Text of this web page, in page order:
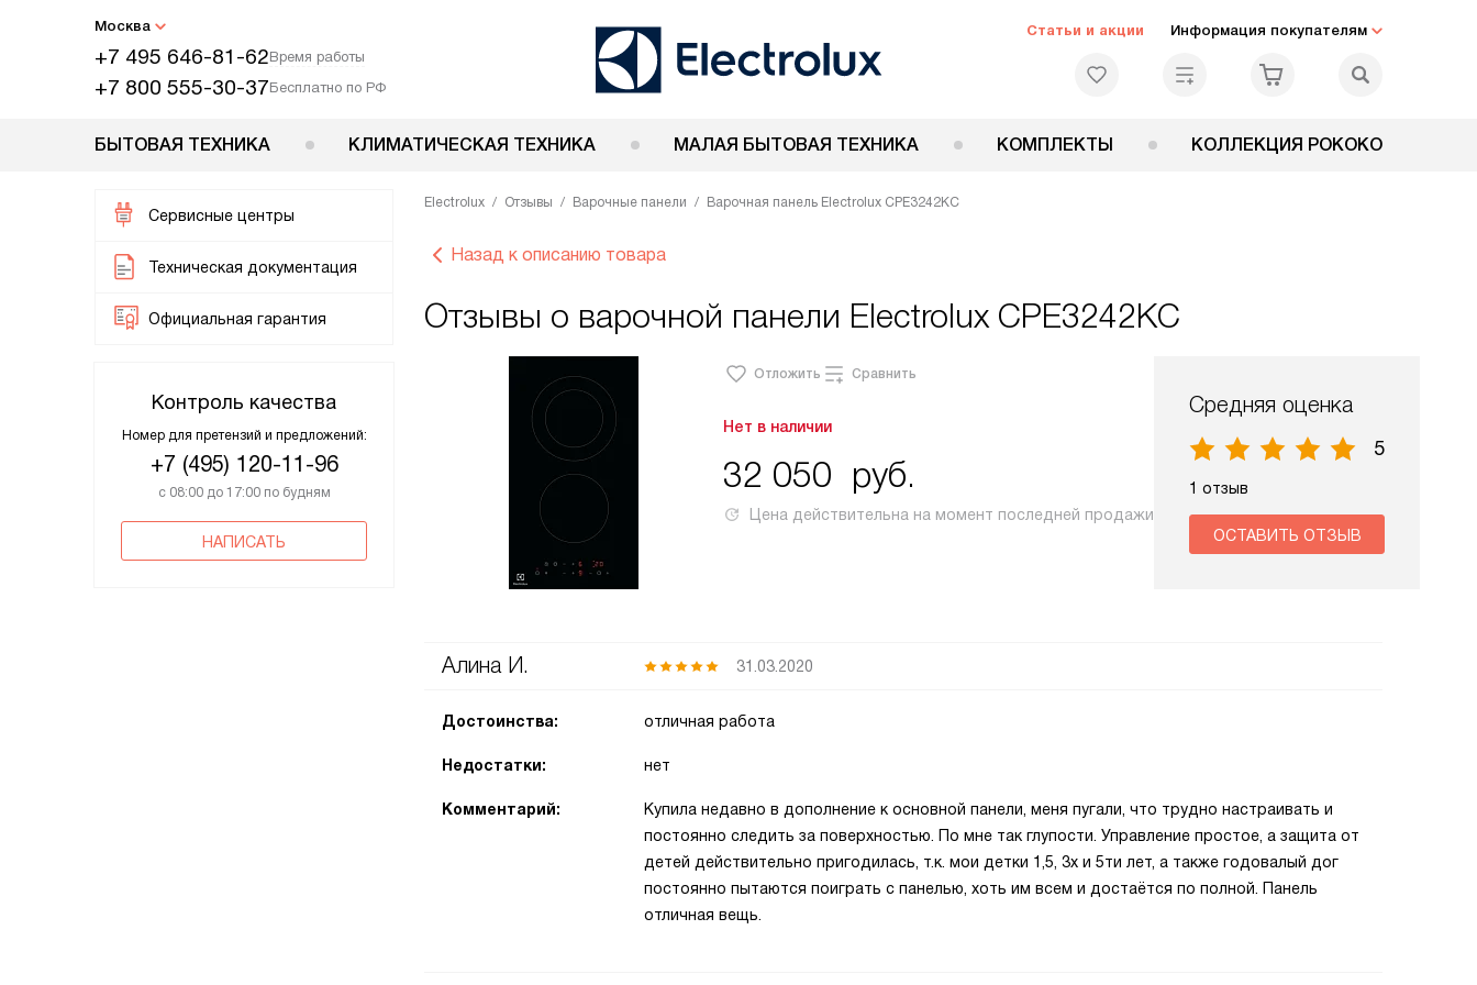
Москва
+7 495 646-81-62Время работы
+7 800 555-30-37Бесплатно по РФ
Статьи и акции Информация покупателям
БЫТОВАЯ ТЕХНИКА КЛИМАТИЧЕСКАЯ ТЕХНИКА МАЛАЯ БЫТОВАЯ ТЕХНИКА КОМПЛЕКТЫ КОЛЛЕКЦИЯ РОКОКО
Сервисные центры
Техническая документация
Официальная гарантия
Контроль качества
Номер для претензий и предложений:
+7 (495) 120-11-96
с 08:00 до 17:00 по будням
НАПИСАТЬ
Electrolux Отзывы Варочные панели Варочная панель Electrolux CPE3242KC
Назад к описанию товара
Отзывы о варочной панели Electrolux CPE3242KC
Отложить Сравнить
Нет в наличии
32 050 руб.
Цена действительна на момент последней продажи
Средняя оценка
5
1 отзыв
ОСТАВИТЬ ОТЗЫВ
Алина И. 31.03.2020
Достоинства: отличная работа
Недостатки: нет
Комментарий:
Купила недавно в дополнение к основной панели, меня пугали, что трудно настраивать и
постоянно следить за поверхностью. По мне так глупости. Управление простое, а защита от
детей действительно пригодилась, т.к. мои детки 1,5, 3х и 5ти лет, а также годовалый дог
постоянно пытаются поиграть с панелью, хоть им всем и достаётся по полной. Панель
отличная вещь.